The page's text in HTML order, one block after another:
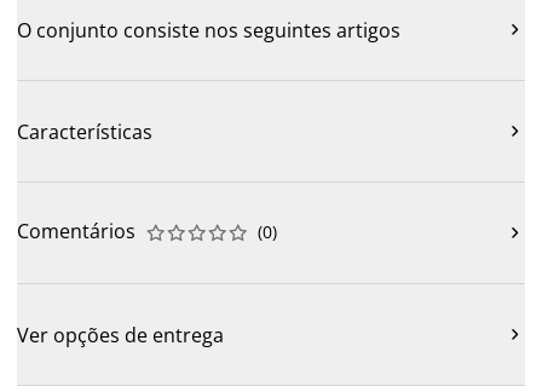
O conjunto consiste nos seguintes artigos 
Características 
Comentários 




 (0) 
Ver opções de entrega 